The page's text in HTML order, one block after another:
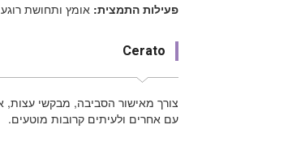
פעילות התמצית: אומץ ותחושת
Cerato
צורך מאישור הסביבה, מבקשי
עם אחרים ולעיתים קרובות מוטעים.